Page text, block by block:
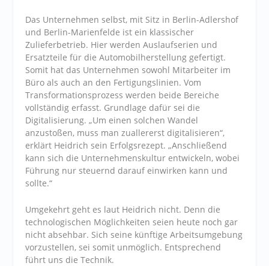
Das Unternehmen selbst, mit Sitz in Berlin-Adlershof
und Berlin-Marienfelde ist ein klassischer
Zulieferbetrieb. Hier werden Auslaufserien und
Ersatzteile für die Automobilherstellung gefertigt.
Somit hat das Unternehmen sowohl Mitarbeiter im
Büro als auch an den Fertigungslinien. Vom
Transformationsprozess werden beide Bereiche
vollständig erfasst. Grundlage dafür sei die
Digitalisierung. „Um einen solchen Wandel
anzustoßen, muss man zuallererst digitalisieren“,
erklärt Heidrich sein Erfolgsrezept. „Anschließend
kann sich die Unternehmenskultur entwickeln, wobei
Führung nur steuernd darauf einwirken kann und
sollte.“
Umgekehrt geht es laut Heidrich nicht. Denn die
technologischen Möglichkeiten seien heute noch gar
nicht absehbar. Sich seine künftige Arbeitsumgebung
vorzustellen, sei somit unmöglich. Entsprechend
führt uns die Technik.